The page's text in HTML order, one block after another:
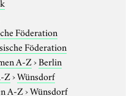
Föderation
Föderation
A-Z›Berlin
Z›Wünsdorf
A-Z›Wünsdorf